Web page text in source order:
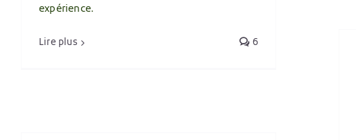
expérience.
Lire plus 6